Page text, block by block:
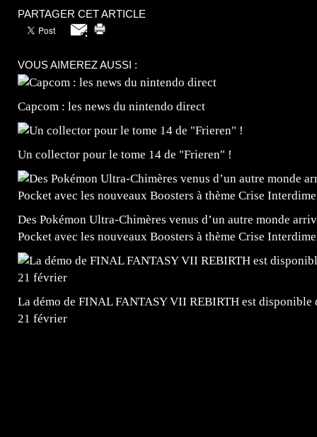
PARTAGER CET ARTICLE
VOUS AIMEREZ AUSSI :
Capcom : les news du nintendo direct
Un collector pour le tome 14 de "Frieren" !
Des Pokémon Ultra-Chimères venus d’un autre monde
Pocket avec les nouveaux Boosters à thème Crise
La démo de FINAL FANTASY VII REBIRTH est
21 février